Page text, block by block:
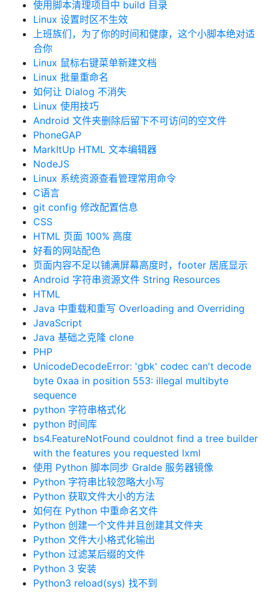
使用脚本清理项目中 build 目录
Linux 设置时区不生效
上班族们，为了你的时间和健康，这个小脚本绝对适
合你
Linux 鼠标右键菜单新建文档
Linux 批量重命名
如何让 Dialog 不消失
Linux 使用技巧
Android 文件夹删除后留下不可访问的空文件
PhoneGAP
MarkItUp HTML 文本编辑器
NodeJS
Linux 系统资源查看管理常用命令
C语言
git config 修改配置信息
CSS
HTML 页面 100% 高度
好看的网站配色
页面内容不足以铺满屏幕高度时，footer 居底显示
Android 字符串资源文件 String Resources
HTML
Java 中重载和重写 Overloading and Overriding
JavaScript
Java 基础之克隆 clone
PHP
UnicodeDecodeError: 'gbk' codec can't decode
byte 0xaa in position 553: illegal multibyte
sequence
python 字符串格式化
python 时间库
bs4.FeatureNotFound couldnot find a tree builder
with the features you requested lxml
使用 Python 脚本同步 Gralde 服务器镜像
Python 字符串比较忽略大小写
Python 获取文件大小的方法
如何在 Python 中重命名文件
Python 创建一个文件并且创建其文件夹
Python 文件大小格式化输出
Python 过滤某后缀的文件
Python 3 安装
Python3 reload(sys) 找不到